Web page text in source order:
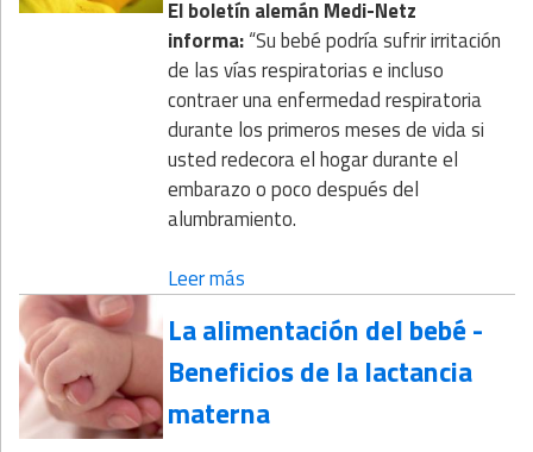
El boletín alemán Medi-Netz
informa:“Su bebé podría sufrir irritación
de las vías respiratorias e incluso
contraer una enfermedad respiratoria
durante los primeros meses de vida si
usted redecora el hogar durante el
embarazo o poco después del
alumbramiento.
Leer más
La alimentación del bebé -
Beneficios de la lactancia
materna